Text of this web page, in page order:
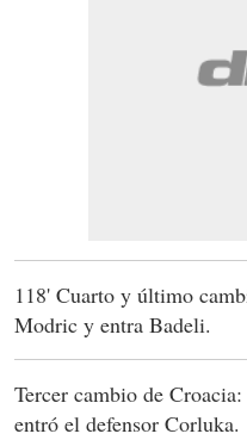
118' Cuarto y último
Modric y entra Badeli.
Tercer cambio de
entró el defensor Corluka.